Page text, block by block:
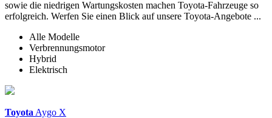
sowie die niedrigen Wartungs­kosten machen Toyota-Fahrzeuge so
erfolgreich. Werfen Sie einen Blick auf unsere Toyota-Angebote ...
Alle Modelle
Verbrennungsmotor
Hybrid
Elektrisch
Toyota Aygo X